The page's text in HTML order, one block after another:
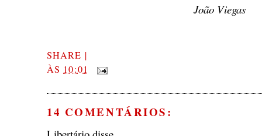
João Viegas
SHARE |
ÀS 10:01
14 COMENTÁRIOS: